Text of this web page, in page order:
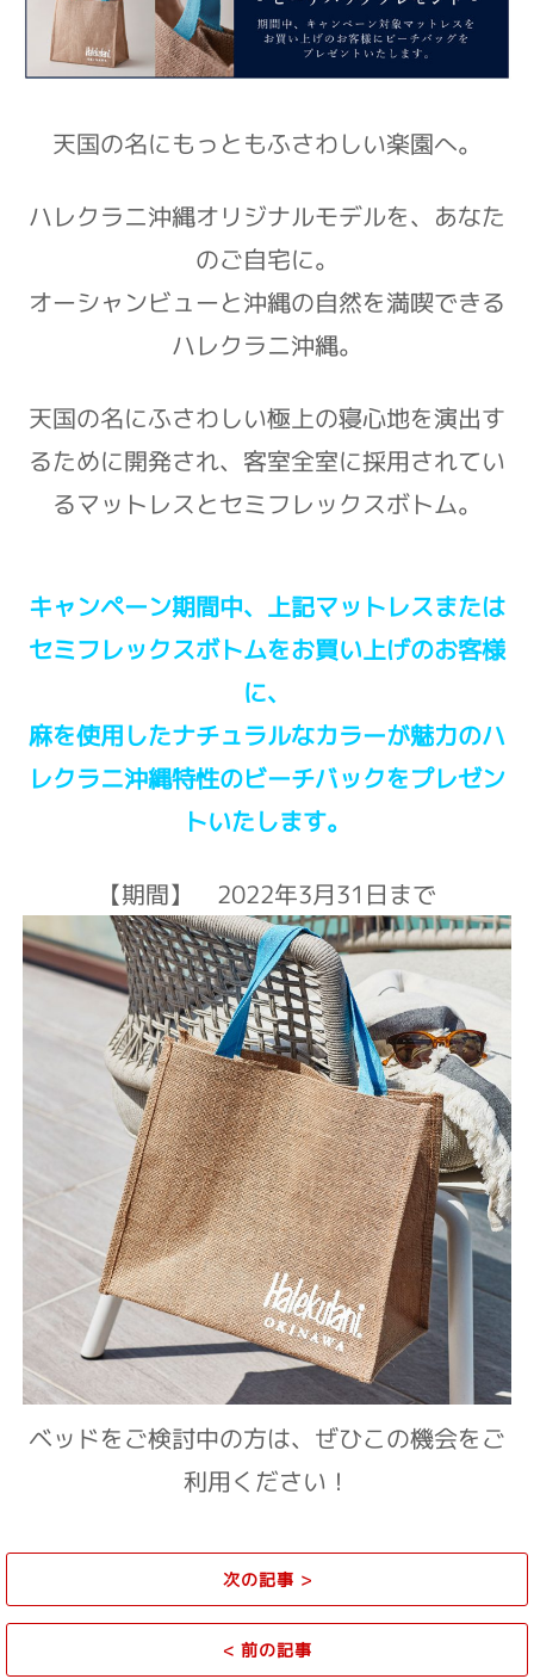
天国の名にもっともふさわしい楽園へ。
ハレクラニ沖縄オリジナルモデルを、あなた
のご自宅に。
オーシャンビューと沖縄の自然を満喫できる
ハレクラニ沖縄。
天国の名にふさわしい極上の寝心地を演出す
るために開発され、客室全室に採用されてい
るマットレスとセミフレックスボトム。
キャンペーン期間中、上記マットレスまたは
セミフレックスボトムをお買い上げのお客様
に、
麻を使用したナチュラルなカラーが魅力のハ
レクラニ沖縄特性のビーチバックをプレゼン
トいたします。
【期間】 2022年3月31日まで
ベッドをご検討中の方は、ぜひこの機会をご
利用ください！
次の記事 >
< 前の記事